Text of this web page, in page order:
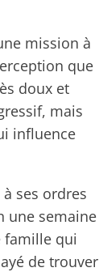
mission à
que
doux et
mais
influence
ses ordres
une semaine
famille qui
de trouver